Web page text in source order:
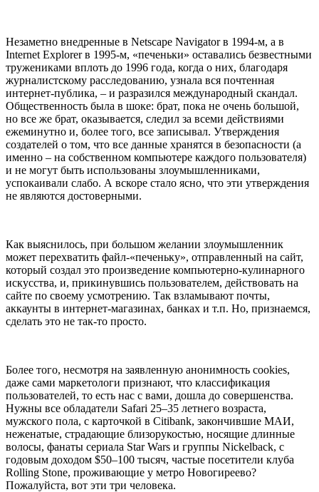
Незаметно внедренные в Netscape Navigator в 1994-м, а в
Internet Explorer в 1995-м, «печеньки» оставались безвестными
тружениками вплоть до 1996 года, когда о них, благодаря
журналистскому расследованию, узнала вся почтенная
интернет-публика, – и разразился международный скандал.
Общественность была в шоке: брат, пока не очень большой,
но все же брат, оказывается, следил за всеми действиями
ежеминутно и, более того, все записывал. Утверждения
создателей о том, что все данные хранятся в безопасности (а
именно – на собственном компьютере каждого пользователя)
и не могут быть использованы злоумышленниками,
успокаивали слабо. А вскоре стало ясно, что эти утверждения
не являются достоверными.
Как выяснилось, при большом желании злоумышленник
может перехватить файл-«печеньку», отправленный на сайт,
который создал это произведение компьютерно-кулинарного
искусства, и, прикинувшись пользователем, действовать на
сайте по своему усмотрению. Так взламывают почты,
аккаунты в интернет-магазинах, банках и т.п. Но, признаемся,
сделать это не так-то просто.
Более того, несмотря на заявленную анонимность cookies,
даже сами маркетологи признают, что классификация
пользователей, то есть нас с вами, дошла до совершенства.
Нужны все обладатели Safari 25–35 летнего возраста,
мужского пола, с карточкой в Citibank, закончившие МАИ,
неженатые, страдающие близорукостью, носящие длинные
волосы, фанаты сериала Star Wars и группы Nickelback, с
годовым доходом $50–100 тысяч, частые посетители клуба
Rolling Stone, проживающие у метро Новогиреево?
Пожалуйста, вот эти три человека.